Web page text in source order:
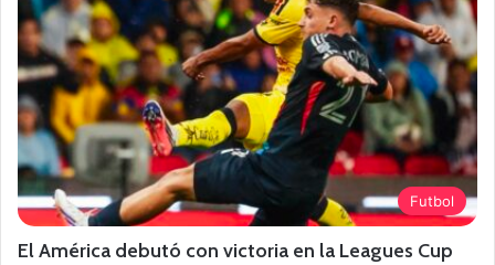
Futbol
El América debutó con victoria en la Leagues Cup